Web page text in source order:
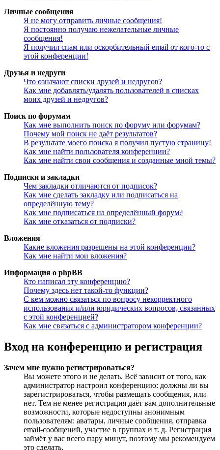
Личные сообщения
Я не могу отправить личные сообщения!
Я постоянно получаю нежелательные личные
сообщения!
Я получил спам или оскорбительный email от кого-то с
этой конференции!
Друзья и недруги
Что означают списки друзей и недругов?
Как мне добавлять/удалять пользователей в списках
моих друзей и недругов?
Поиск по форумам
Как мне выполнить поиск по форуму или форумам?
Почему мой поиск не даёт результатов?
В результате моего поиска я получил пустую страницу!
Как мне найти пользователя конференции?
Как мне найти свои сообщения и созданные мной темы?
Подписки и закладки
Чем закладки отличаются от подписок?
Как мне сделать закладку или подписаться на
определённую тему?
Как мне подписаться на определённый форум?
Как мне отказаться от подписки?
Вложения
Какие вложения разрешены на этой конференции?
Как мне найти мои вложения?
Информация о phpBB
Кто написал эту конференцию?
Почему здесь нет такой-то функции?
С кем можно связаться по вопросу некорректного
использования и/или юридических вопросов, связанных
с этой конференцией?
Как мне связаться с администратором конференции?
Вход на конференцию и регистрация
Зачем мне нужно регистрироваться?
Вы можете этого и не делать. Всё зависит от того, как
администратор настроил конференцию: должны ли вы
зарегистрироваться, чтобы размещать сообщения, или
нет. Тем не менее регистрация даёт вам дополнительные
возможности, которые недоступны анонимным
пользователям: аватары, личные сообщения, отправка
email-сообщений, участие в группах и т. д. Регистрация
займёт у вас всего пару минут, поэтому мы рекомендуем
это сделать.